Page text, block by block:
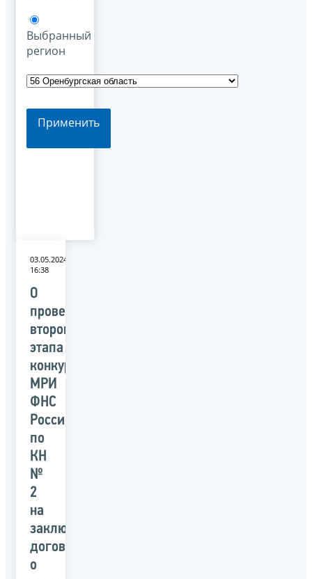
Выбранный
регион
Применить
03.05.2024
16:38
О
проведении
второго
этапа
конкурса
МРИ
ФНС
России
по
КН
№
2
на
заключение
договора
о